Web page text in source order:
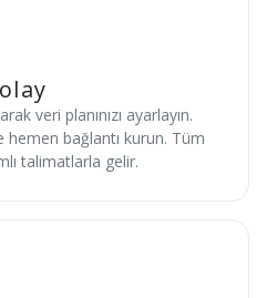
veri planınızı ayarlayın.
hemen bağlantı kurun. Tüm
talimatlarla gelir.